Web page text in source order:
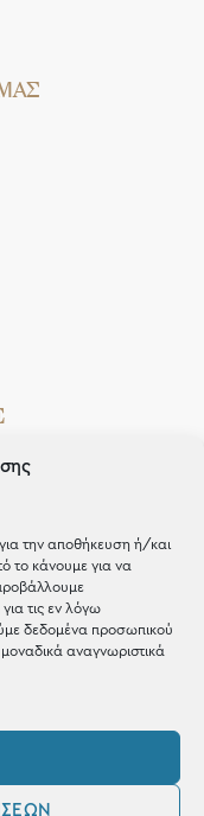
την αποθήκευση ή/και
το κάνουμε για να
τις εν λόγω
δεδομένα προσωπικού
αναγνωριστικά